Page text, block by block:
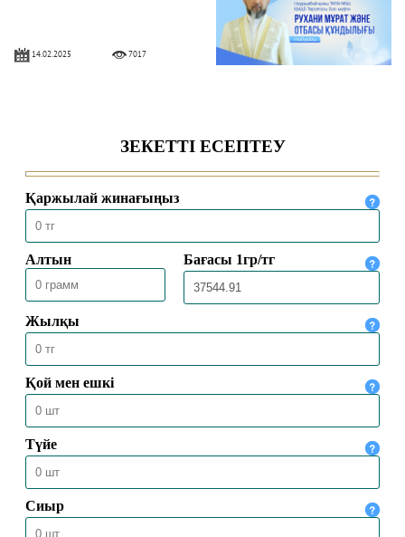
14.02.2025 7017
05.02.2025 6513
ДӘСТҮРЛІ ТӘРБИЕ – БЕРЕКЕЛІ
ҮЙДІҢ ІРГЕТАСЫ
03.02.2025